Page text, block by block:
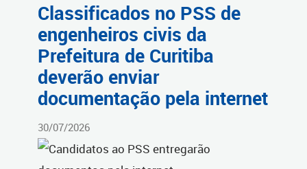
Classificados no PSS de
engenheiros civis da
Prefeitura de Curitiba
deverão enviar
documentação pela internet
30/07/2026